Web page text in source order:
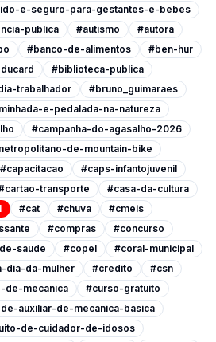
e-seguro-para-gestantes-e-bebes
publica #autismo
#autora
#banco-de-alimentos
#ben-hur
#biblioteca-publica
trabalhador
#bruno_guimaraes
e-pedalada-na-natureza
#campanha-do-agasalho-2026
de-mountain-bike
#capacitacao
#caps-infantojuvenil
transporte
#casa-da-cultura
#cat #chuva
#cmeis
#compras
#concurso
saude
#copel
#coral-municipal
dia-da-mulher #credito
#csn
de-mecanica
#curso-gratuito
auxiliar-de-mecanica-basica
de-cuidador-de-idosos